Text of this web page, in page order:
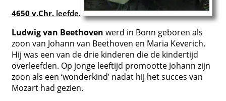
4650 v.Chr. leefde.
Ludwig van Beethoven werd in Bonn geboren als
zoon van Johann van Beethoven en Maria Keverich.
Hij was een van de drie kinderen die de kindertijd
overleefden. Op jonge leeftijd promootte Johann zijn
zoon als een ‘wonderkind’ nadat hij het succes van
Mozart had gezien.